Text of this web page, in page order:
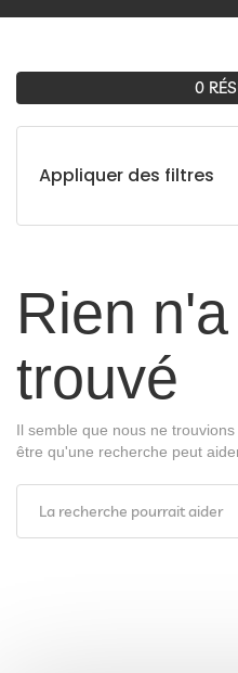
0
Appliquer des filtres
Rien
trouvé
Il semble que nous ne
être qu'une recherche peut